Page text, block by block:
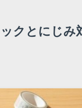
クとにじみ